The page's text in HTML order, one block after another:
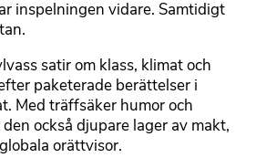
inspelningen vidare. Samtidigt
satir om klass, klimat och
paketerade berättelser i
Med träffsäker humor och
också djupare lager av makt,
orättvisor.